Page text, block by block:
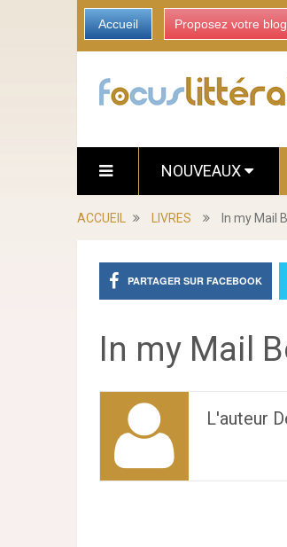
Accueil Proposez votre blog
NOUVEAUX
ACCUEIL LIVRES In my Mail
PARTAGER SUR FACEBOOK
In my Mail
L'auteur